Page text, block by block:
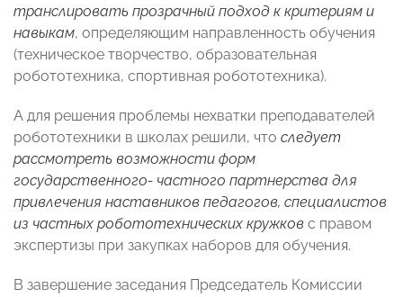
транслировать прозрачный подход к критериям и
навыкам, определяющим направленность обучения
(техническое творчество, образовательная
робототехника, спортивная робототехника).
А для решения проблемы нехватки преподавателей
робототехники в школах решили, что следует
рассмотреть возможности форм
государственного- частного партнерства для
привлечения наставников педагогов, специалистов
из частных робототехнических кружков с правом
экспертизы при закупках наборов для обучения.
В завершение заседания Председатель Комиссии